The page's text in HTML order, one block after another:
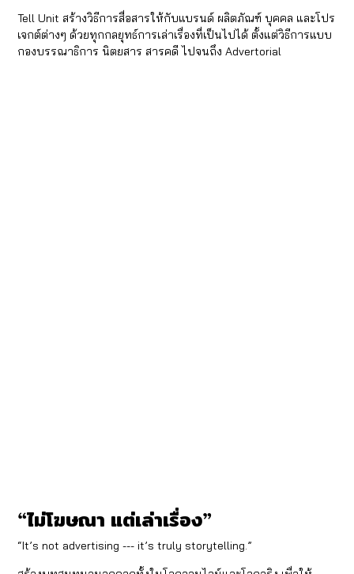
Tell Unit สร้างวิธีการสื่อสารให้กับแบรนด์ ผลิตภัณฑ์ บุคคล และโปร
เจกต์ต่างๆ ด้วยทุกกลยุทธ์การเล่าเรื่องที่เป็นไปได้ ตั้งแต่วิธีการแบบ
กองบรรณาธิการ นิตยสาร สารคดี ไปจนถึง Advertorial
“ไม่โฆษณา แต่เล่าเรื่อง”
“It’s not advertising --- it’s truly storytelling.”